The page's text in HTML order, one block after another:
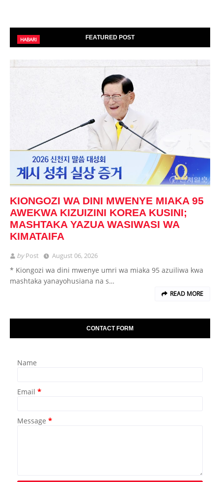
FEATURED POST
HABARI
KIONGOZI WA DINI MWENYE MIAKA 95
AWEKWA KIZUIZINI KOREA KUSINI;
MASHTAKA YAZUA WASIWASI WA
KIMATAIFA
byPost August 06, 2026
* Kiongozi wa dini mwenye umri wa miaka 95 azuiliwa kwa
mashtaka yanayohusiana na s…
READ MORE
CONTACT FORM
Name
Email *
Message *